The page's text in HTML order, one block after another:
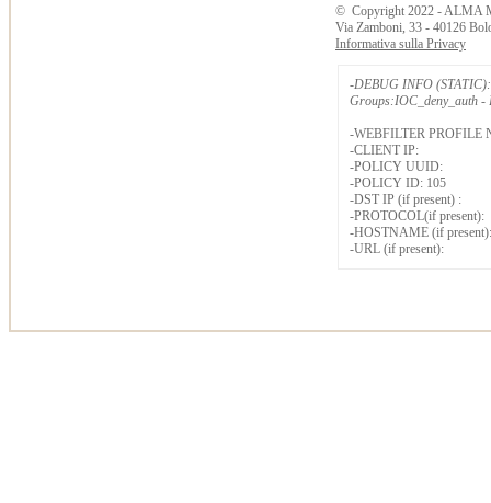
© Copyright 2022 - ALMA
Via Zamboni, 33 - 40126
Informativa sulla Privacy
-DEBUG INFO (STATIC):
Groups:IOC_deny_auth -
-WEBFILTER PROFILE
-CLIENT IP:
-POLICY UUID:
-POLICY ID: 105
-DST IP (if present) :
-PROTOCOL(if present):
-HOSTNAME (if present):
-URL (if present):